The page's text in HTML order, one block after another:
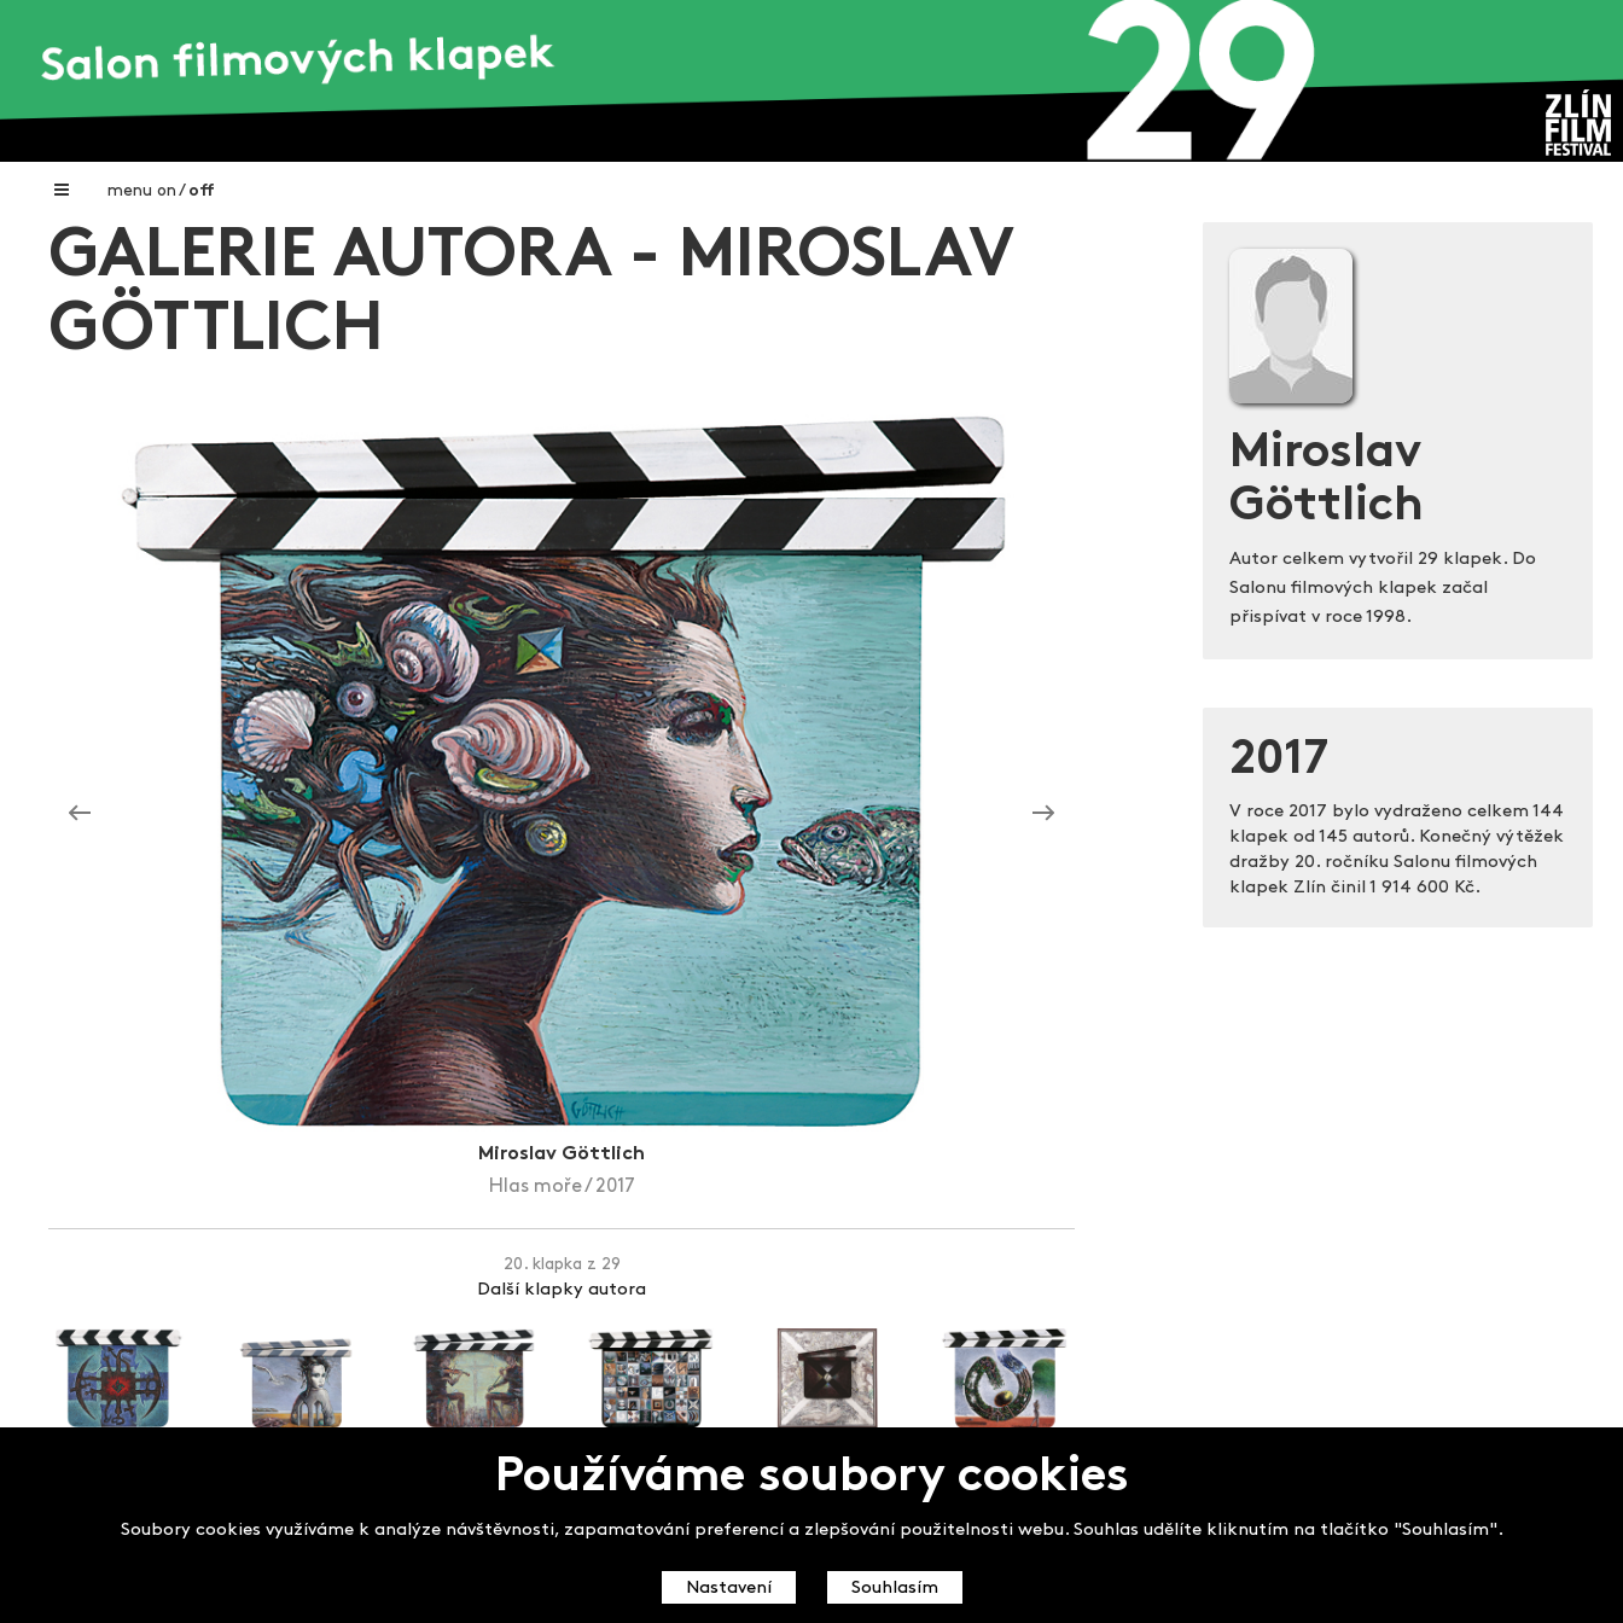
menu on / off
Home
Nadační fond FILMTALENT ZLÍN
Galerie filmových klapek
O projektu
Aktuální výstavy
Aukce filmových klapek
Zlín Film Festival
GALERIE AUTORA - MIROSLAV
GÖTTLICH
Miroslav Göttlich
Hlas moře / 2017
20. klapka z 29
Další klapky autora
Miroslav
Göttlich
Autor celkem vytvořil 29 klapek. Do
Salonu filmových klapek začal
přispívat v roce 1998.
2017
V roce 2017 bylo vydraženo celkem 144
klapek od 145 autorů. Konečný výtěžek
dražby 20. ročníku Salonu filmových
klapek Zlín činil 1 914 600 Kč.
Salon filmových klapek
Používáme soubory cookies
Soubory cookies využíváme k analýze návštěvnosti, zapamatování preferencí a zlepšování použitelnosti webu. Souhlas udělíte kliknutím na tlačítko "Souhlasím".
Nastavení Souhlasím